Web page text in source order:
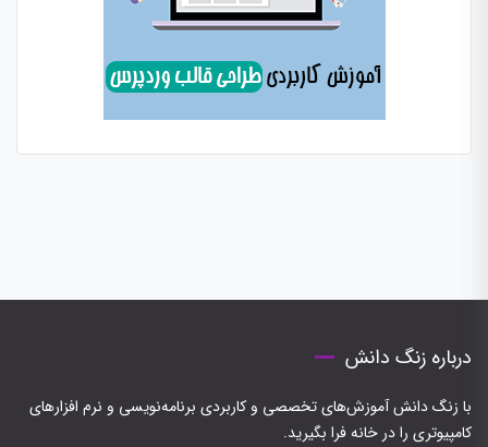
درباره زنگ دانش
با زنگ دانش آموزش‌های تخصصی و کاربردی برنامه‌نویسی و نرم افزارهای
کامپیوتری را در خانه فرا بگیرید.